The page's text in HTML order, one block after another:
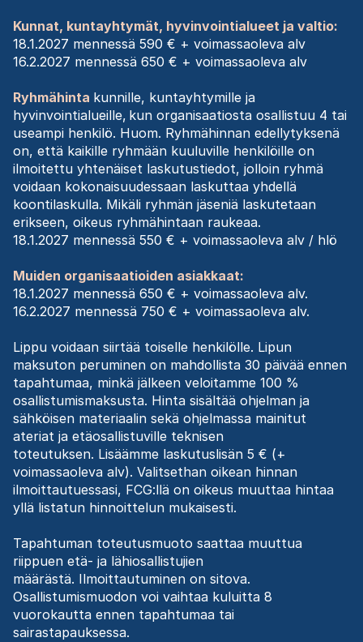
Kunnat, kuntayhtymät, hyvinvointialueet ja valtio:
18.1.2027 mennessä 590 € + voimassaoleva alv
16.2.2027 mennessä 650 € + voimassaoleva alv
Ryhmähinta kunnille, kuntayhtymille ja
hyvinvointialueille, kun organisaatiosta osallistuu 4 tai
useampi henkilö. Huom. Ryhmähinnan edellytyksenä
on, että kaikille ryhmään kuuluville henkilöille on
ilmoitettu yhtenäiset laskutustiedot, jolloin ryhmä
voidaan kokonaisuudessaan laskuttaa yhdellä
koontilaskulla. Mikäli ryhmän jäseniä laskutetaan
erikseen, oikeus ryhmähintaan raukeaa.
18.1.2027 mennessä 550 € + voimassaoleva alv / hlö
Muiden organisaatioiden asiakkaat:
18.1.2027 mennessä 650 € + voimassaoleva alv.
16.2.2027 mennessä 750 € + voimassaoleva alv.
Lippu voidaan siirtää toiselle henkilölle. Lipun
maksuton peruminen on mahdollista 30 päivää ennen
tapahtumaa, minkä jälkeen veloitamme 100 %
osallistumismaksusta. Hinta sisältää ohjelman ja
sähköisen materiaalin sekä ohjelmassa mainitut
ateriat ja etäosallistuville teknisen
toteutuksen. Lisäämme laskutuslisän 5 € (+
voimassaoleva alv). Valitsethan oikean hinnan
ilmoittautuessasi, FCG:llä on oikeus muuttaa hintaa
yllä listatun hinnoittelun mukaisesti.
Tapahtuman toteutusmuoto saattaa muuttua
riippuen etä- ja lähiosallistujien
määrästä. Ilmoittautuminen on sitova.
Osallistumismuodon voi vaihtaa kuluitta 8
vuorokautta ennen tapahtumaa tai
sairastapauksessa.